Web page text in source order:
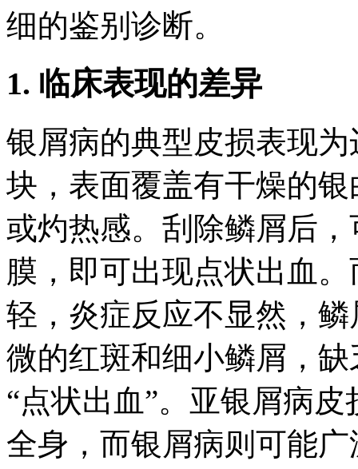
细的鉴别诊断。
1. 临床表现的差异
银屑病的典型皮损表现
块，表面覆盖有干燥的
或灼热感。刮除鳞屑后
膜，即可出现点状出血
轻，炎症反应不显然，
微的红斑和细小鳞屑，
“点状出血”。亚银屑病
全身，而银屑病则可能